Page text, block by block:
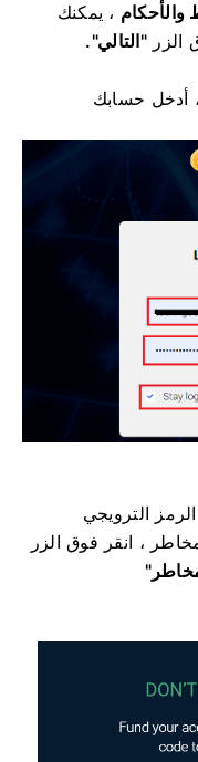
، يمكنك
الزر"التالي".
، أدخل حسابك
الترويجي
الزر